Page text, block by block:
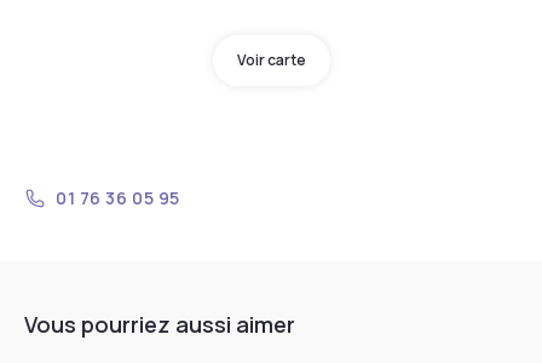
Voir carte
01 76 36 05 95
Vous pourriez aussi aimer